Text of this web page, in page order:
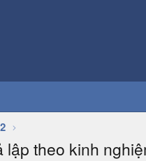
theo kinh